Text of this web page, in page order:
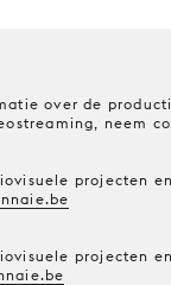
over de
neem
projecten
projecten